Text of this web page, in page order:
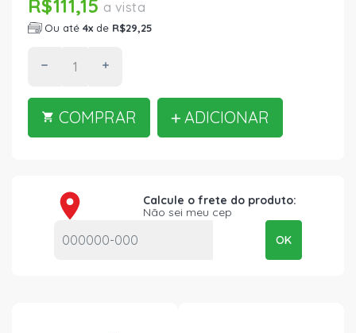
R$111,15 a vista
Ou até 4x de R$29,25
COMPRAR ADICIONAR
Calcule o frete do produto:
Não sei meu cep
OK